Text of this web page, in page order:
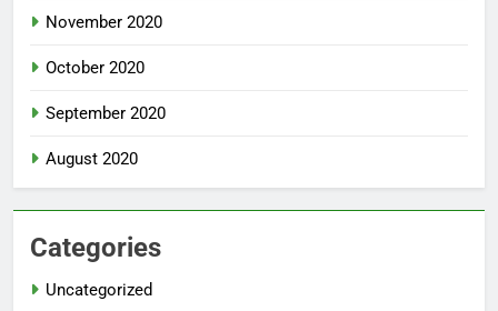
November 2020
October 2020
September 2020
August 2020
Categories
Uncategorized